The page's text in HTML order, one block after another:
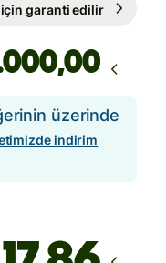
garanti edilir
,00
üzerinde
indirim